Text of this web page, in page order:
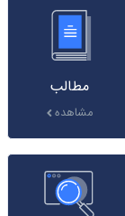
مطالب
مشاهده